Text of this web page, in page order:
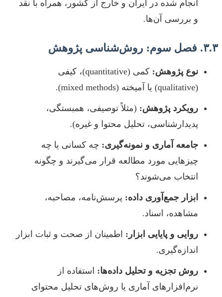
انجام شده در ایران و خارج از کشور، همراه با نقد
و بررسی آن‌ها.
۳.۳. فصل سوم: روش‌شناسی پژوهش
نوع پژوهش:
کمی (quantitative)، کیفی
(qualitative) یا آمیخته (mixed methods).
رویکرد پژوهش: (مثلاً توصیفی، همبستگی،
پدیدارشناسی، تحلیل محتوا و غیره).
جامعه آماری و نمونه‌گیری: چه کسانی یا چه
چیزهایی مورد مطالعه قرار می‌گیرند و چگونه
انتخاب می‌شوند؟
ابزار جمع‌آوری داده: پرسش‌نامه، مصاحبه،
مشاهده، اسناد.
روایی و پایایی ابزار: اطمینان از صحت و ثبات ابزار
اندازه‌گیری.
روش تجزیه و تحلیل داده‌ها: استفاده از
نرم‌افزارهای آماری یا روش‌های تحلیل محتوای